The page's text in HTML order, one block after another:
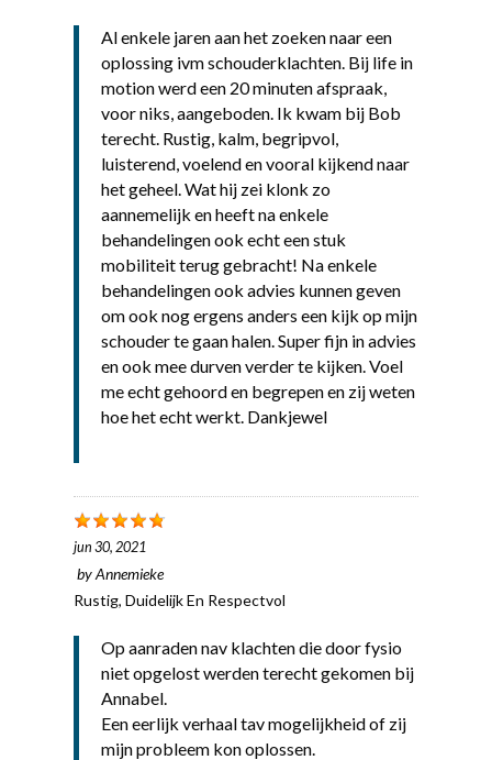
Al enkele jaren aan het zoeken naar een
oplossing ivm schouderklachten. Bij life in
motion werd een 20 minuten afspraak,
voor niks, aangeboden. Ik kwam bij Bob
terecht. Rustig, kalm, begripvol,
luisterend, voelend en vooral kijkend naar
het geheel. Wat hij zei klonk zo
aannemelijk en heeft na enkele
behandelingen ook echt een stuk
mobiliteit terug gebracht! Na enkele
behandelingen ook advies kunnen geven
om ook nog ergens anders een kijk op mijn
schouder te gaan halen. Super fijn in advies
en ook mee durven verder te kijken. Voel
me echt gehoord en begrepen en zij weten
hoe het echt werkt. Dankjewel
jun 30, 2021
byAnnemieke
Rustig, Duidelijk En Respectvol
Op aanraden nav klachten die door fysio
niet opgelost werden terecht gekomen bij
Annabel.
Een eerlijk verhaal tav mogelijkheid of zij
mijn probleem kon oplossen.